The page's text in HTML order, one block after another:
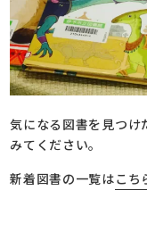
気になる図書を見つけ
みてください。
新着図書の一覧はこち